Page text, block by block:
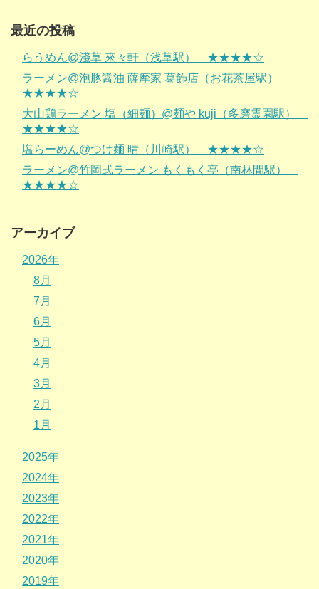
最近の投稿
らうめん@淺草 來々軒（浅草駅） ★★★★☆
ラーメン@泡豚醤油 薩摩家 葛飾店（お花茶屋駅）
★★★★☆
大山鶏ラーメン 塩（細麺）@麺や kuji（多磨霊園駅）
★★★★☆
塩らーめん@つけ麺 晴（川崎駅） ★★★★☆
ラーメン@竹岡式ラーメン もくもく亭（南林間駅）
★★★★☆
アーカイブ
2026年
8月
7月
6月
5月
4月
3月
2月
1月
2025年
2024年
2023年
2022年
2021年
2020年
2019年